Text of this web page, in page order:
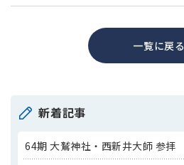
一覧に戻る
新着記事
64期 大鷲神社・西新井大師 参拝